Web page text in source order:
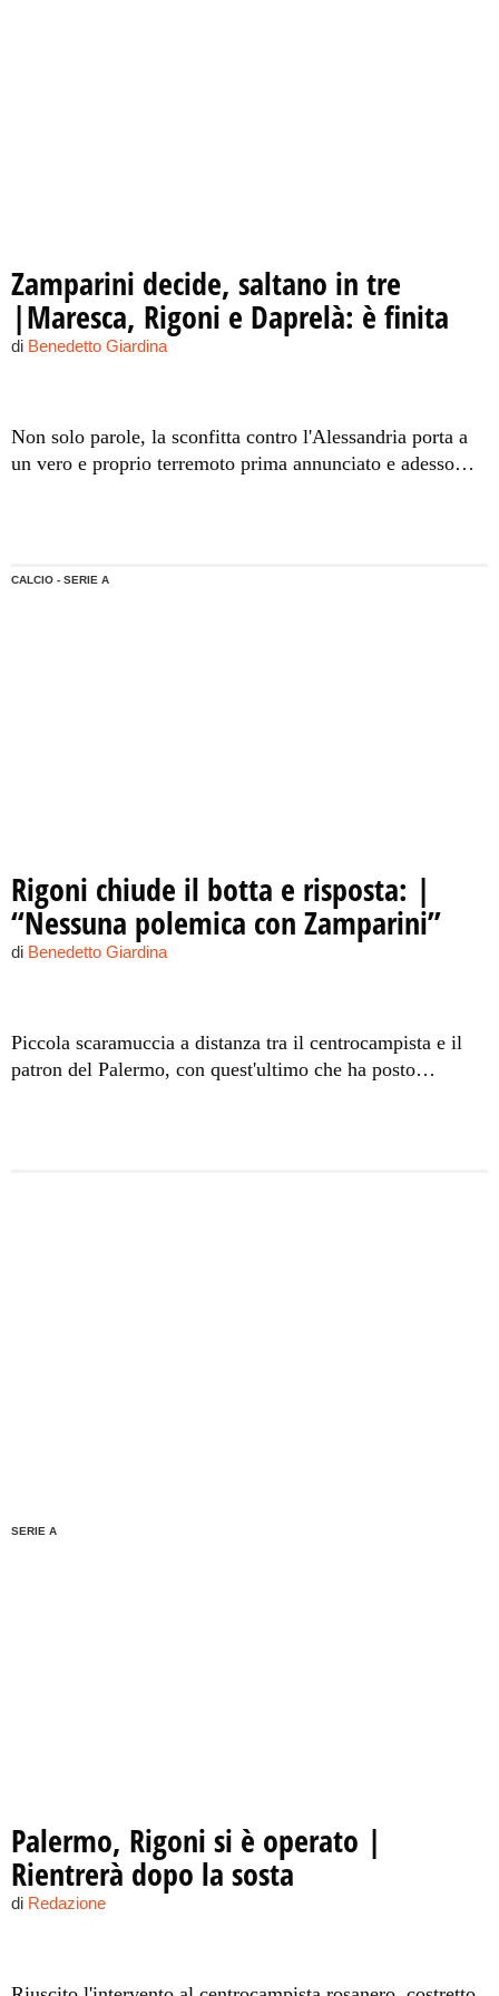
Zamparini decide, saltano in tre
|Maresca, Rigoni e Daprelà: è finita
di Benedetto Giardina
Non solo parole, la sconfitta contro l'Alessandria porta a
un vero e proprio terremoto prima annunciato e adesso
CALCIO - SERIE A
Rigoni chiude il botta e risposta: |
“Nessuna polemica con Zamparini”
di Benedetto Giardina
Piccola scaramuccia a distanza tra il centrocampista e il
patron del Palermo, con quest'ultimo che ha posto
SERIE A
Palermo, Rigoni si è operato |
Rientrerà dopo la sosta
di Redazione